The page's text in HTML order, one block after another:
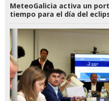
MeteoGalicia activa un
tiempo para el día del